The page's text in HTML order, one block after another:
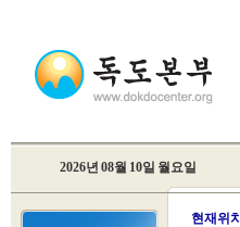
2026년 08월 10일 월요일
현재위치